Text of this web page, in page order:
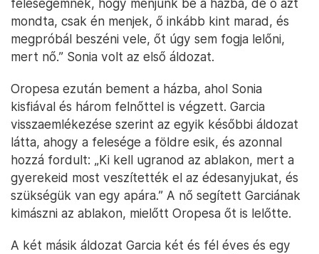
feleségemnek, hogy menjünk be a házba, de ő azt
mondta, csak én menjek, ő inkább kint marad, és
megpróbál beszéni vele, őt úgy sem fogja lelőni,
mert nő.” Sonia volt az első áldozat.
Oropesa ezután bement a házba, ahol Sonia
kisfiával és három felnőttel is végzett. Garcia
visszaemlékezése szerint az egyik későbbi áldozat
látta, ahogy a felesége a földre esik, és azonnal
hozzá fordult: „Ki kell ugranod az ablakon, mert a
gyerekeid most veszítették el az édesanyjukat, és
szükségük van egy apára.” A nő segített Garciának
kimászni az ablakon, mielőtt Oropesa őt is lelőtte.
A két másik áldozat Garcia két és fél éves és egy